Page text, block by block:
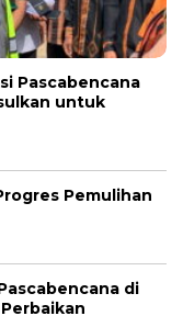
Pascabencana
untuk
Pemulihan
di